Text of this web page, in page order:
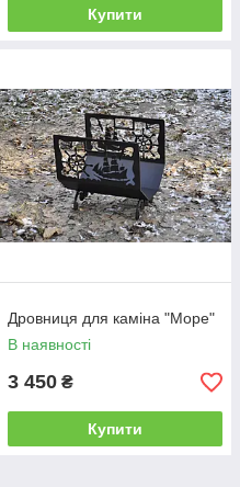
Купити
Дровниця для каміна "Море"
В наявності
3 450 ₴
Купити